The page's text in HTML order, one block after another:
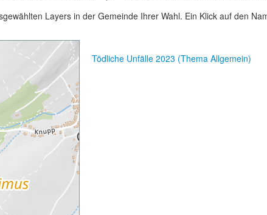
Layers in der Gemeinde Ihrer Wahl. Ein Klick auf den
Tödliche Unfälle 2023 (Thema Allgemein)